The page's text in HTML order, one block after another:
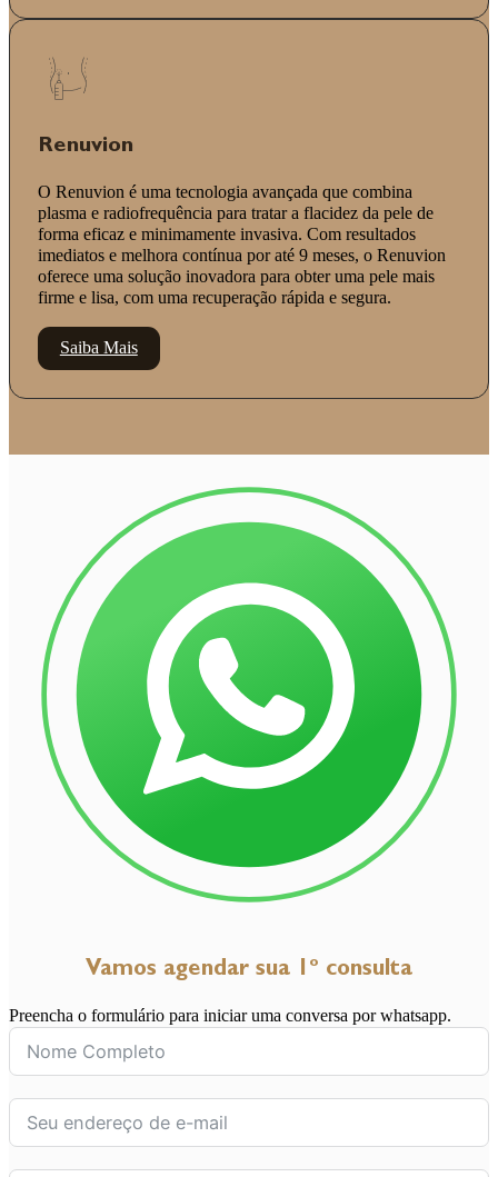
Renuvion
O Renuvion é uma tecnologia avançada que combina
plasma e radiofrequência para tratar a flacidez da pele de
forma eficaz e minimamente invasiva. Com resultados
imediatos e melhora contínua por até 9 meses, o Renuvion
oferece uma solução inovadora para obter uma pele mais
firme e lisa, com uma recuperação rápida e segura.
Saiba Mais
Vamos agendar sua 1º consulta
Preencha o formulário para iniciar uma conversa por whatsapp.